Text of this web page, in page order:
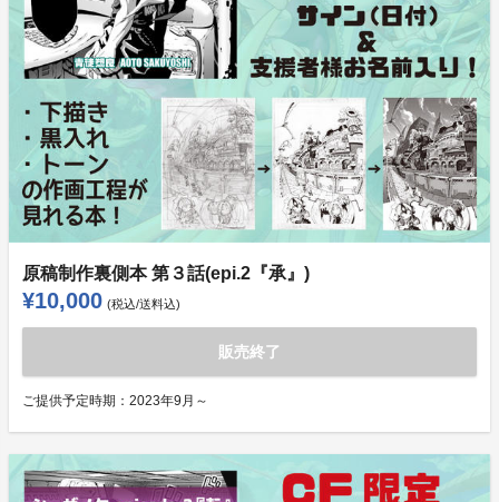
原稿制作裏側本 第３話(epi.2『承』)
¥10,000 (税込/送料込)
販売終了
ご提供予定時期： 2023年9月～